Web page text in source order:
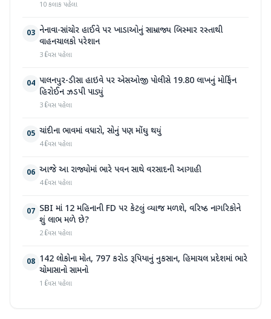
10 કલાક પહેલા
03 નેનાવા-સાંચોર હાઈવે પર ખાડાઓનું સામ્રાજ્ય બિસ્માર રસ્તાથી
વાહનચાલકો પરેશાન
3 દિવસ પહેલા
04 પાલનપુર-ડીસા હાઇવે પર એસઓજી પોલીસે 19.80 લાખનું મોર્ફિન
હિરોઈન ઝડપી પાડ્યું
3 દિવસ પહેલા
05 ચાંદીના ભાવમાં વધારો, સોનું પણ મોંઘુ થયું
4 દિવસ પહેલા
06 આજે આ રાજ્યોમાં ભારે પવન સાથે વરસાદની આગાહી
4 દિવસ પહેલા
07 SBI માં 12 મહિનાની FD પર કેટલું વ્યાજ મળશે, વરિષ્ઠ નાગરિકોને
શું લાભ મળે છે?
2 દિવસ પહેલા
08 142 લોકોના મોત, 797 કરોડ રૂપિયાનું નુકસાન, હિમાચલ પ્રદેશમાં ભારે
ચોમાસાનો સામનો
1 દિવસ પહેલા